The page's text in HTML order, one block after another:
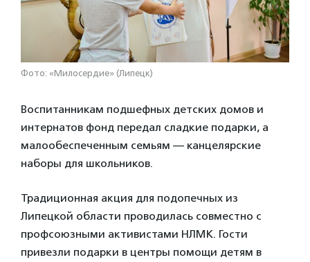
Фото: «Милосердие» (Липецк)
Воспитанникам подшефных детских домов и
интернатов фонд передал сладкие подарки, а
малообеспеченным семьям — канцелярские
наборы для школьников.
Традиционная акция для подопечных из
Липецкой области проводилась совместно с
профсоюзными активистами НЛМК. Гости
привезли подарки в центры помощи детям в